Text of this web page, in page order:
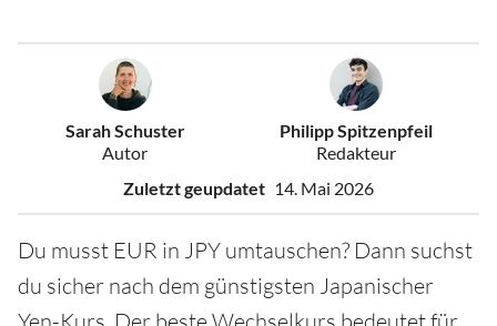
Sarah Schuster
Autor
Philipp Spitzenpfeil
Redakteur
Zuletzt geupdatet 14. Mai 2026
Du musst EUR in JPY umtauschen? Dann suchst
du sicher nach dem günstigsten Japanischer